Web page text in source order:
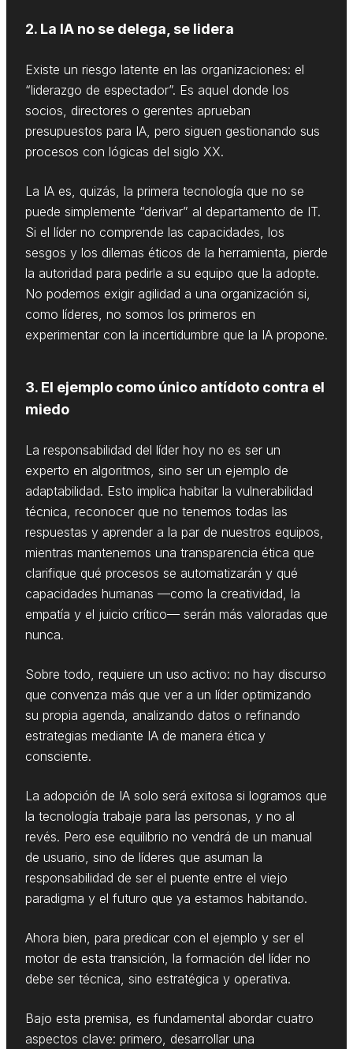
2. La IA no se delega, se lidera
Existe un riesgo latente en las organizaciones: el
“liderazgo de espectador”. Es aquel donde los
socios, directores o gerentes aprueban
presupuestos para IA, pero siguen gestionando sus
procesos con lógicas del siglo XX.
La IA es, quizás, la primera tecnología que no se
puede simplemente “derivar” al departamento de IT.
Si el líder no comprende las capacidades, los
sesgos y los dilemas éticos de la herramienta, pierde
la autoridad para pedirle a su equipo que la adopte.
No podemos exigir agilidad a una organización si,
como líderes, no somos los primeros en
experimentar con la incertidumbre que la IA propone.
3. El ejemplo como único antídoto contra el
miedo
La responsabilidad del líder hoy no es ser un
experto en algoritmos, sino ser un ejemplo de
adaptabilidad. Esto implica habitar la vulnerabilidad
técnica, reconocer que no tenemos todas las
respuestas y aprender a la par de nuestros equipos,
mientras mantenemos una transparencia ética que
clarifique qué procesos se automatizarán y qué
capacidades humanas —como la creatividad, la
empatía y el juicio crítico— serán más valoradas que
nunca.
Sobre todo, requiere un uso activo: no hay discurso
que convenza más que ver a un líder optimizando
su propia agenda, analizando datos o refinando
estrategias mediante IA de manera ética y
consciente.
La adopción de IA solo será exitosa si logramos que
la tecnología trabaje para las personas, y no al
revés. Pero ese equilibrio no vendrá de un manual
de usuario, sino de líderes que asuman la
responsabilidad de ser el puente entre el viejo
paradigma y el futuro que ya estamos habitando.
Ahora bien, para predicar con el ejemplo y ser el
motor de esta transición, la formación del líder no
debe ser técnica, sino estratégica y operativa.
Bajo esta premisa, es fundamental abordar cuatro
aspectos clave: primero, desarrollar una